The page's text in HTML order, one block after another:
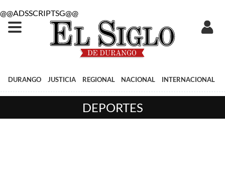
@@ADSSCRIPTSG@@
DURANGO JUSTICIA REGIONAL NACIONAL INTERNACIONAL
DEPORTES